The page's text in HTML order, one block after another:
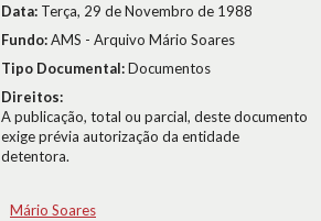
Data: Terça, 29 de Novembro de 1988
Fundo:AMS - Arquivo Mário Soares
Tipo Documental:Documentos
Direitos:
A publicação, total ou parcial, deste documento
exige prévia autorização da entidade
detentora.
Mário Soares